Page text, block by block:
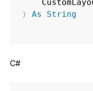
)
As String
C#